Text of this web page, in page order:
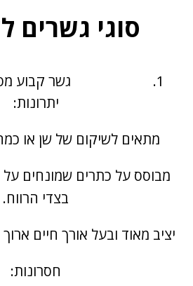
סוגי גשרים
גשר קבוע
יתרונות:
מתאים לשיקום של שן או
מבוסס על כתרים שמונחים על
בצדי הרווח.
יציב מאוד ובעל אורך חיים
חסרונות: